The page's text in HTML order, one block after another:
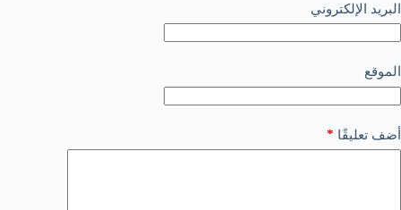
البريد الإلكتروني
الموقع
أضف تعليقًا *